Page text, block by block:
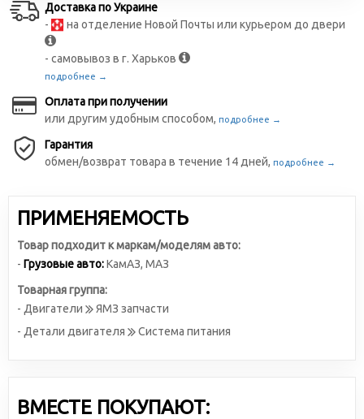
Доставка по Украине
-
на отделение Новой Почты или курьером до двери
- самовывоз в г. Харьков
подробнее →
Оплата при получении
или другим удобным способом, подробнее →
Гарантия
обмен/возврат товара в течение 14 дней, подробнее →
ПРИМЕНЯЕМОСТЬ
Товар подходит к маркам/моделям авто:
- Грузовые авто:КамАЗ, МАЗ
Товарная группа:
- Двигатели
ЯМЗ запчасти
- Детали двигателя
Система питания
ВМЕСТЕ ПОКУПАЮТ: